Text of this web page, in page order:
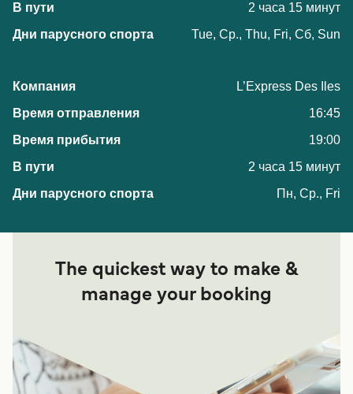
2 часа 15 минут
Tue, Ср., Thu, Fri, Сб, Sun
L’Express Des Iles
16:45
19:00
2 часа 15 минут
Пн, Ср., Fri
The quickest way to make &
manage your booking